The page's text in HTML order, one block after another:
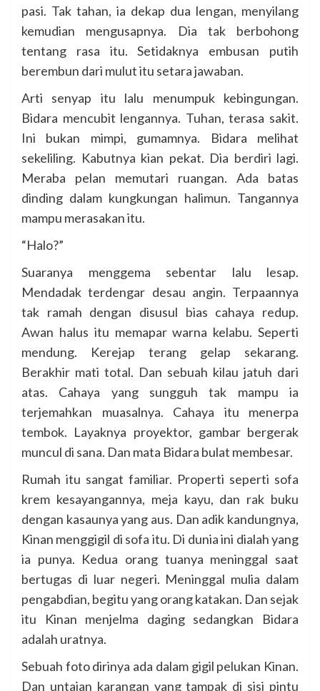
pasi. Tak tahan, ia dekap dua lengan, menyilang
kemudian mengusapnya. Dia tak berbohong
tentang rasa itu. Setidaknya embusan putih
berembun dari mulut itu setara jawaban.
Arti senyap itu lalu menumpuk kebingungan.
Bidara mencubit lengannya. Tuhan, terasa sakit.
Ini bukan mimpi, gumamnya. Bidara melihat
sekeliling. Kabutnya kian pekat. Dia berdiri lagi.
Meraba pelan memutari ruangan. Ada batas
dinding dalam kungkungan halimun. Tangannya
mampu merasakan itu.
“Halo?”
Suaranya menggema sebentar lalu lesap.
Mendadak terdengar desau angin. Terpaannya
tak ramah dengan disusul bias cahaya redup.
Awan halus itu memapar warna kelabu. Seperti
mendung. Kerejap terang gelap sekarang.
Berakhir mati total. Dan sebuah kilau jatuh dari
atas. Cahaya yang sungguh tak mampu ia
terjemahkan muasalnya. Cahaya itu menerpa
tembok. Layaknya proyektor, gambar bergerak
muncul di sana. Dan mata Bidara bulat membesar.
Rumah itu sangat familiar. Properti seperti sofa
krem kesayangannya, meja kayu, dan rak buku
dengan kasaunya yang aus. Dan adik kandungnya,
Kinan menggigil di sofa itu. Di dunia ini dialah yang
ia punya. Kedua orang tuanya meninggal saat
bertugas di luar negeri. Meninggal mulia dalam
pengabdian, begitu yang orang katakan. Dan sejak
itu Kinan menjelma daging sedangkan Bidara
adalah uratnya.
Sebuah foto dirinya ada dalam gigil pelukan Kinan.
Dan untaian karangan yang tampak di sisi pintu